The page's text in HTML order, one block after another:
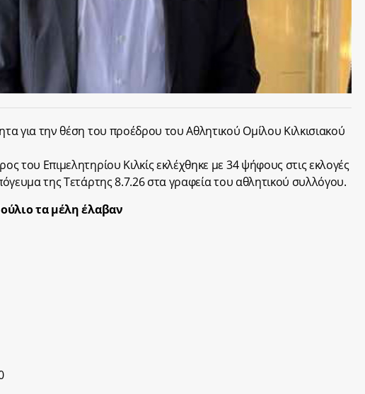
για την θέση του προέδρου του Αθλητικού Ομίλου Κιλκισιακού
του Επιμελητηρίου Κιλκίς εκλέχθηκε με 34 ψήφους στις εκλογές
της Τετάρτης 8.7.26 στα γραφεία του αθλητικού συλλόγου.
τα μέλη έλαβαν